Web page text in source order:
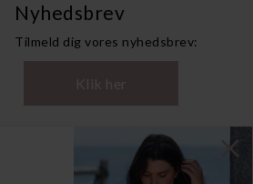
Nyhedsbrev
Tilmeld dig vores nyhedsbrev:
Klik her